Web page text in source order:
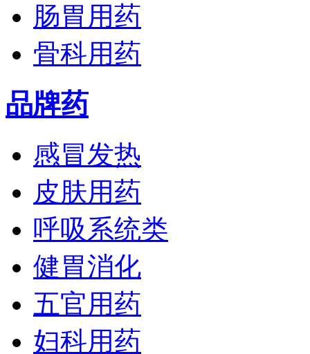
肠胃用药
骨科用药
品牌药
感冒发热
皮肤用药
呼吸系统类
健胃消化
五官用药
妇科用药